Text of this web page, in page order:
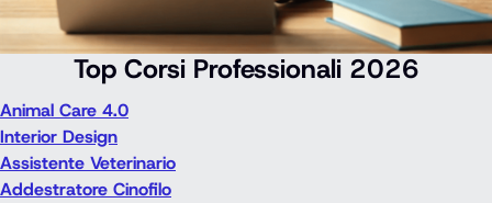
Top Corsi Professionali 2026
Animal Care 4.0
Interior Design
Assistente Veterinario
Addestratore Cinofilo